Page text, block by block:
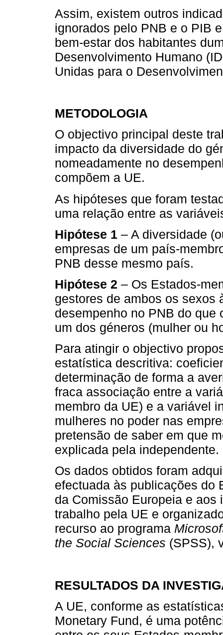
Assim, existem outros
ignorados pelo PNB e o PIB
bem-estar dos habitantes
Desenvolvimento Humano
Unidas para o
METODOLOGIA
O objectivo principal deste
impacto da diversidade do
nomeadamente no
compõem a UE.
As hipóteses que foram
uma relação entre as
Hipótese 1 – A diversidade
empresas de um país-
PNB desse mesmo país.
Hipótese 2 – Os Estados-
gestores de ambos os sexos
desempenho no PNB do
um dos géneros (mulher ou
Para atingir o objectivo
estatística descritiva:
determinação de forma a
fraca associação entre a
membro da UE) e a variável
mulheres no poder nas
pretensão de saber em que
explicada pela independente.
Os dados obtidos foram
efectuada às publicações do
da Comissão Europeia e
trabalho pela UE e
recurso ao programa
the Social Sciences (SPSS),
RESULTADOS DA
A UE, conforme as
Monetary Fund, é uma